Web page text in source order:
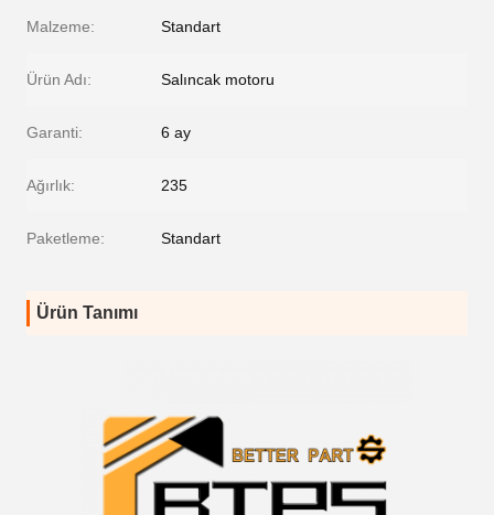
Malzeme: Standart
Ürün Adı: Salıncak motoru
Garanti: 6 ay
Ağırlık: 235
Paketleme: Standart
Ürün Tanımı